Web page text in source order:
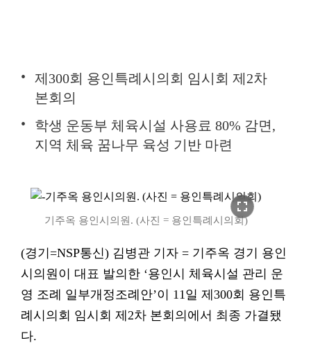
제300회 용인특례시의회 임시회 제2차
본회의
학생 운동부 체육시설 사용료 80% 감면,
지역 체육 꿈나무 육성 기반 마련
fullscreen
기주옥 용인시의원. (사진 = 용인특례시의회)
(경기=NSP통신) 김병관 기자 = 기주옥 경기 용인
시의원이 대표 발의한 ‘용인시 체육시설 관리 운
영 조례 일부개정조례안’이 11일 제300회 용인특
례시의회 임시회 제2차 본회의에서 최종 가결됐
다.